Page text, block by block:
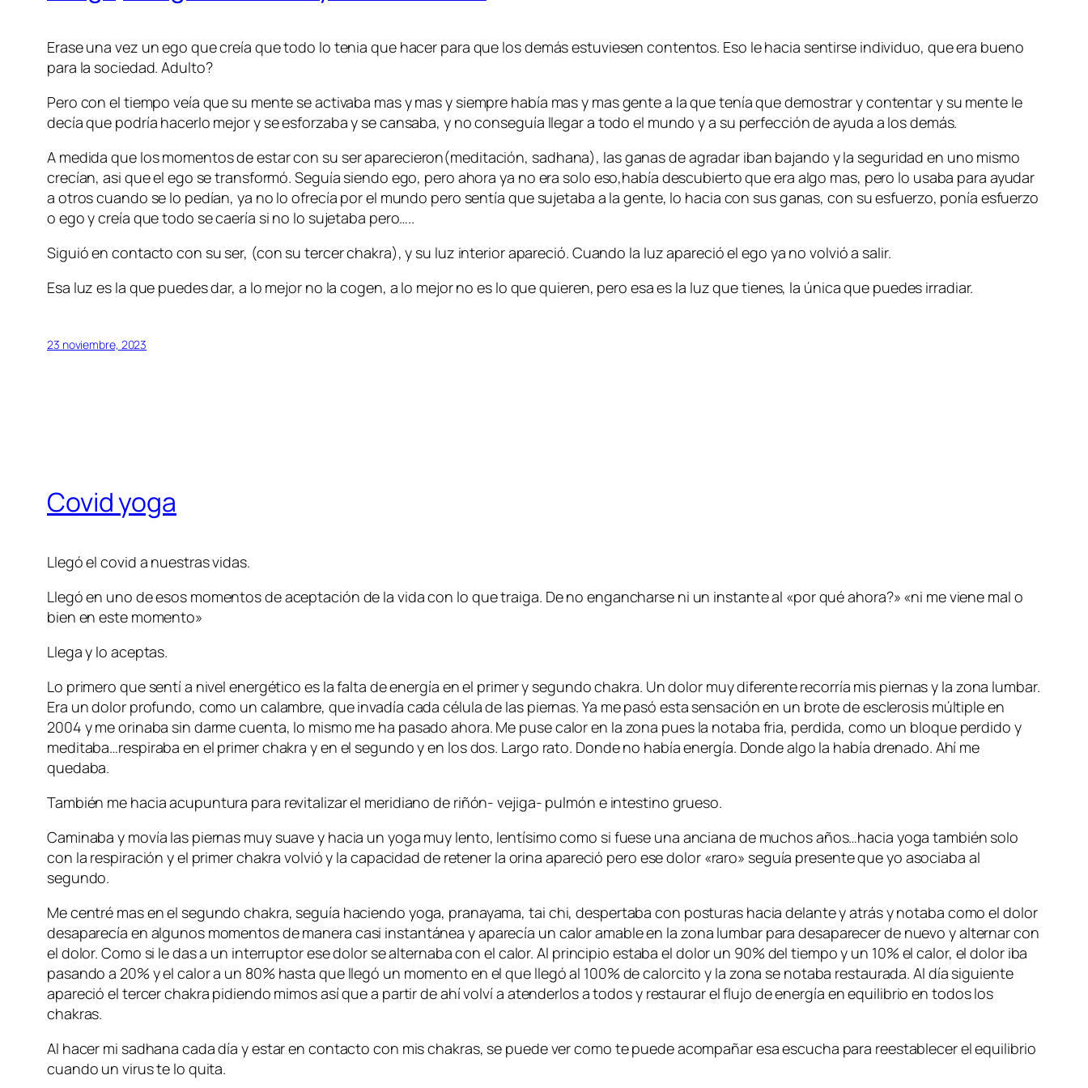
Erase una vez un ego que creía que todo lo tenia que hacer para que los demás estuviesen contentos. Eso le hacia sentirse individuo, que era bueno
para la sociedad. Adulto?
Pero con el tiempo veía que su mente se activaba mas y mas y siempre había mas y mas gente a la que tenía que demostrar y contentar y su mente le
decía que podría hacerlo mejor y se esforzaba y se cansaba, y no conseguía llegar a todo el mundo y a su perfección de ayuda a los demás.
A medida que los momentos de estar con su ser aparecieron(meditación, sadhana), las ganas de agradar iban bajando y la seguridad en uno mismo
crecían, asi que el ego se transformó. Seguía siendo ego, pero ahora ya no era solo eso,había descubierto que era algo mas, pero lo usaba para ayudar
a otros cuando se lo pedían, ya no lo ofrecía por el mundo pero sentía que sujetaba a la gente, lo hacia con sus ganas, con su esfuerzo, ponía esfuerzo
o ego y creía que todo se caería si no lo sujetaba pero…..
Siguió en contacto con su ser, (con su tercer chakra), y su luz interior apareció. Cuando la luz apareció el ego ya no volvió a salir.
Esa luz es la que puedes dar, a lo mejor no la cogen, a lo mejor no es lo que quieren, pero esa es la luz que tienes, la única que puedes irradiar.
23 noviembre, 2023
Covid yoga
Llegó el covid a nuestras vidas.
Llegó en uno de esos momentos de aceptación de la vida con lo que traiga. De no engancharse ni un instante al «por qué ahora?» «ni me viene mal o
bien en este momento»
Llega y lo aceptas.
Lo primero que sentí a nivel energético es la falta de energía en el primer y segundo chakra. Un dolor muy diferente recorría mis piernas y la zona lumbar.
Era un dolor profundo, como un calambre, que invadía cada célula de las piernas. Ya me pasó esta sensación en un brote de esclerosis múltiple en
2004 y me orinaba sin darme cuenta, lo mismo me ha pasado ahora. Me puse calor en la zona pues la notaba fria, perdida, como un bloque perdido y
meditaba…respiraba en el primer chakra y en el segundo y en los dos. Largo rato. Donde no había energía. Donde algo la había drenado. Ahí me
quedaba.
También me hacia acupuntura para revitalizar el meridiano de riñón- vejiga- pulmón e intestino grueso.
Caminaba y movía las piernas muy suave y hacia un yoga muy lento, lentísimo como si fuese una anciana de muchos años…hacia yoga también solo
con la respiración y el primer chakra volvió y la capacidad de retener la orina apareció pero ese dolor «raro» seguía presente que yo asociaba al
segundo.
Me centré mas en el segundo chakra, seguía haciendo yoga, pranayama, tai chi, despertaba con posturas hacia delante y atrás y notaba como el dolor
desaparecía en algunos momentos de manera casi instantánea y aparecía un calor amable en la zona lumbar para desaparecer de nuevo y alternar con
el dolor. Como si le das a un interruptor ese dolor se alternaba con el calor. Al principio estaba el dolor un 90% del tiempo y un 10% el calor, el dolor iba
pasando a 20% y el calor a un 80% hasta que llegó un momento en el que llegó al 100% de calorcito y la zona se notaba restaurada. Al día siguiente
apareció el tercer chakra pidiendo mimos así que a partir de ahí volví a atenderlos a todos y restaurar el flujo de energía en equilibrio en todos los
chakras.
Al hacer mi sadhana cada día y estar en contacto con mis chakras, se puede ver como te puede acompañar esa escucha para reestablecer el equilibrio
cuando un virus te lo quita.